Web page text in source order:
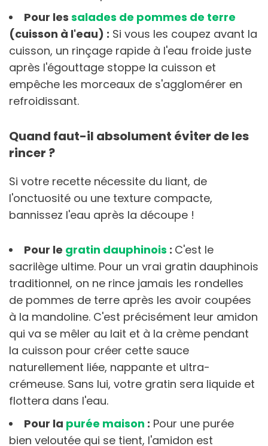
Pour les salades de pommes de terre
(cuisson à l'eau) : Si vous les coupez avant la
cuisson, un rinçage rapide à l'eau froide juste
après l'égouttage stoppe la cuisson et
empêche les morceaux de s'agglomérer en
refroidissant.
Quand faut-il absolument éviter de les
rincer ?
Si votre recette nécessite du liant, de
l'onctuosité ou une texture compacte,
bannissez l'eau après la découpe !
Pour le gratin dauphinois : C'est le
sacrilège ultime. Pour un vrai gratin dauphinois
traditionnel, on ne rince jamais les rondelles
de pommes de terre après les avoir coupées
à la mandoline. C'est précisément leur amidon
qui va se mêler au lait et à la crème pendant
la cuisson pour créer cette sauce
naturellement liée, nappante et ultra-
crémeuse. Sans lui, votre gratin sera liquide et
flottera dans l'eau.
Pour la purée maison : Pour une purée
bien veloutée qui se tient, l'amidon est